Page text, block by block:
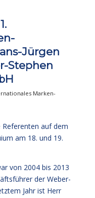
Jürgen
Stephen
Marken-
Referenten auf dem
am 18. und 19.
von 2004 bis 2013
der Weber-
Jahr ist Herr